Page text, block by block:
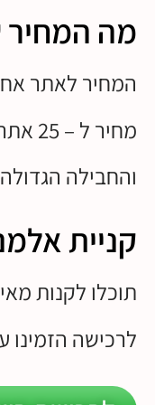
מה המחיר
המחיר לאתר אחד
מחיר ל – 25 אתרים הוא 799 ש"ח
והחבילה הגדולה למפתחים
קניית
תוכלו לקנות מאיתנו
לרכישה הזמינו